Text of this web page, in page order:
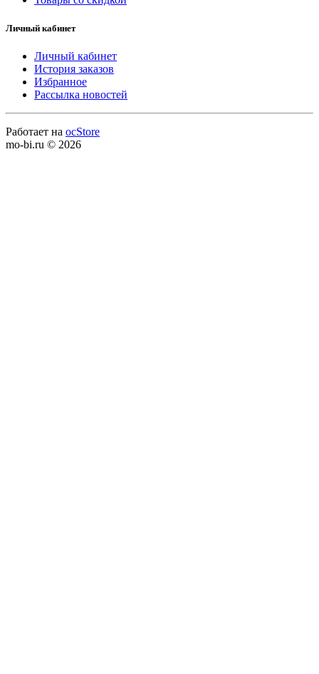
Личный кабинет
Личный кабинет
История заказов
Избранное
Рассылка новостей
Работает на ocStore
mo-bi.ru © 2026